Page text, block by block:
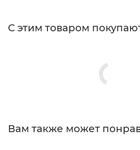
С этим товаром
Вам также может